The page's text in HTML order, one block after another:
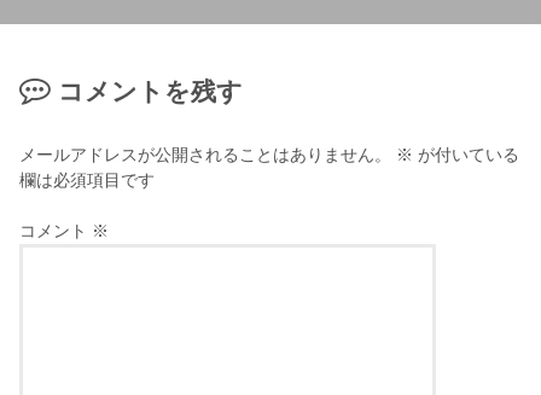
コメントを残す
メールアドレスが公開されることはありません。 ※ が付いている
欄は必須項目です
コメント ※